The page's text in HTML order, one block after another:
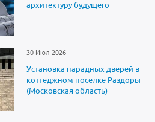
архитектуру будущего
30 Июл 2026
Установка парадных дверей в
коттеджном поселке Раздоры
(Московская область)